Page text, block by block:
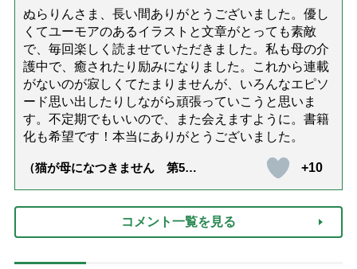
ぬらりんさま、長い間ありがとうございました。優し
くてユーモアのあるイラストと文章がとっても素敵
で、毎回楽しく読ませていただきました。私も母の介
護中で、癒されたり励みになりました。これから連載
がないのが寂しくてたまりませんが、いろんなエピソ
ード思い出したりしながら頑張っていこうと思いま
す。不定期でもいいので、また会えますように。書籍
化も希望です！本当にありがとうございました。
（猫が母になつきません 第500
+10
コメント一覧を見る